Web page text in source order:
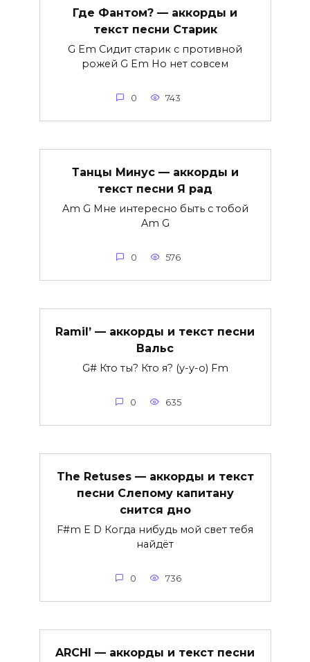
Где Фантом? — аккорды и
текст песни Старик
G Em Сидит старик с противной
рожей G Em Но нет совсем
0 743
Танцы Минус — аккорды и
текст песни Я рад
Am G Мне интересно быть с тобой
Am G
0 576
Ramil’ — аккорды и текст песни
Вальс
G# Кто ты? Кто я? (у-у-о) Fm
0 635
The Retuses — аккорды и текст
песни Слепому капитану
снится дно
F#m E D Когда нибудь мой свет тебя
найдёт
0 736
ARCHI — аккорды и текст песни